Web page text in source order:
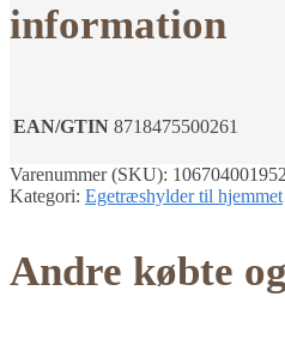
information
EAN/GTIN 8718475500261
Varenummer (SKU):
Kategori: Egetræshylder til hjemmet
Andre købte